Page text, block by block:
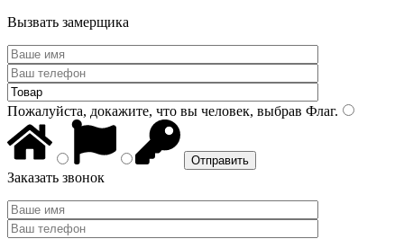
Вызвать замерщика
Пожалуйста, докажите, что вы человек, выбрав Флаг.
Заказать звонок